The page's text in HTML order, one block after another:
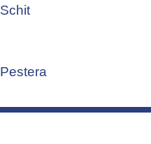
Schit
Pestera